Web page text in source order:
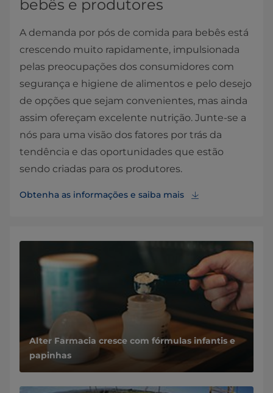
bebês e produtores
A demanda por pós de comida para bebês está
crescendo muito rapidamente, impulsionada
pelas preocupações dos consumidores com
segurança e higiene de alimentos e pelo desejo
de opções que sejam convenientes, mas ainda
assim ofereçam excelente nutrição. Junte-se a
nós para uma visão dos fatores por trás da
tendência e das oportunidades que estão
sendo criadas para os produtores.
Obtenha as informações e saiba mais
Alter Farmacia cresce com fórmulas infantis e
papinhas